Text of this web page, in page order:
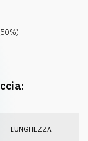
LUNGHEZZA